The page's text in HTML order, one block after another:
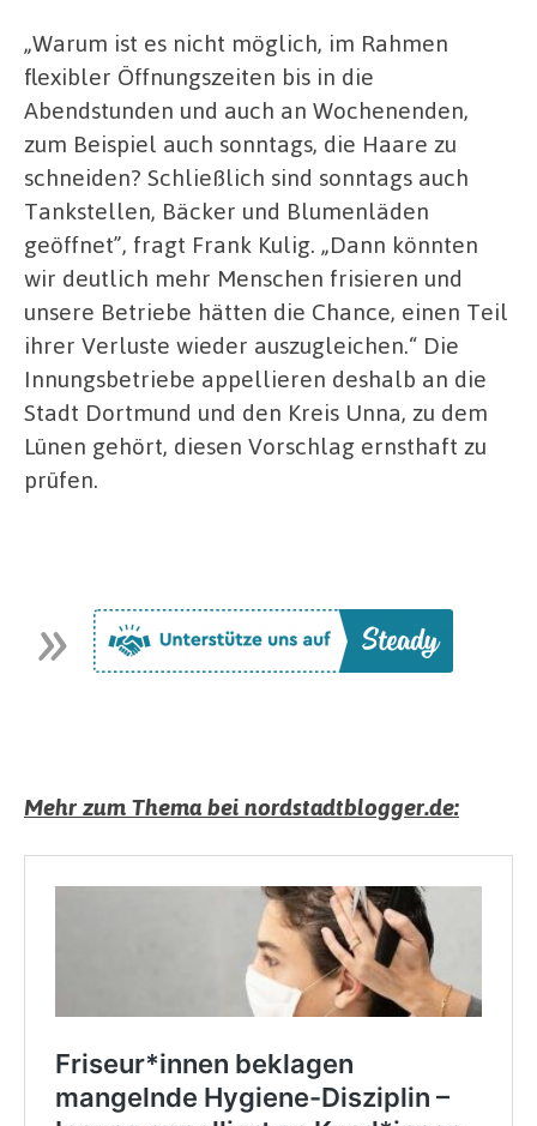
„Warum ist es nicht möglich, im Rahmen
flexibler Öffnungszeiten bis in die
Abendstunden und auch an Wochenenden,
zum Beispiel auch sonntags, die Haare zu
schneiden? Schließlich sind sonntags auch
Tankstellen, Bäcker und Blumenläden
geöffnet”, fragt Frank Kulig. „Dann könnten
wir deutlich mehr Menschen frisieren und
unsere Betriebe hätten die Chance, einen Teil
ihrer Verluste wieder auszugleichen.“ Die
Innungsbetriebe appellieren deshalb an die
Stadt Dortmund und den Kreis Unna, zu dem
Lünen gehört, diesen Vorschlag ernsthaft zu
prüfen.
Mehr zum Thema bei nordstadtblogger.de: